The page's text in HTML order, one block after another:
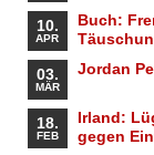
10.
APR
Buch:
03.
MÄR
Jordan
18.
FEB
Irland:
gegen